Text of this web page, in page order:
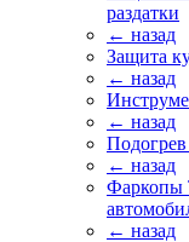
раздатки
← назад
Защита
← назад
← назад
Подогрев
← назад
Фаркопы
← назад